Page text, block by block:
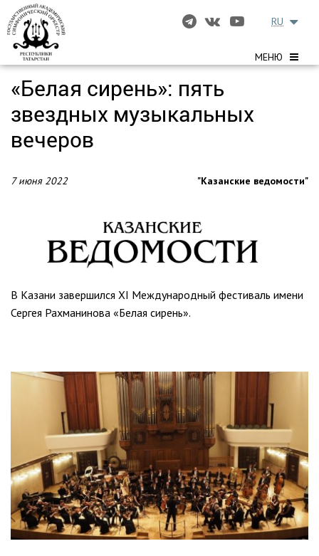
МЕНЮ
RU
«Белая сирень»: пять
звездных музыкальных
вечеров
7 июня 2022 "Казанские ведомости"
В Казани завершился XI Международный фестиваль имени
Сергея Рахманинова «Белая сирень».